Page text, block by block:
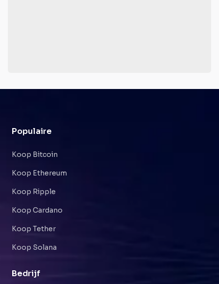
Populaire
Koop Bitcoin
Koop Ethereum
Koop Ripple
Koop Cardano
Koop Tether
Koop Solana
Bedrijf